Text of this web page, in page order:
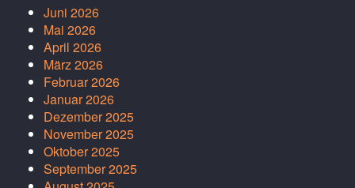
Juni 2026
Mai 2026
April 2026
März 2026
Februar 2026
Januar 2026
Dezember 2025
November 2025
Oktober 2025
September 2025